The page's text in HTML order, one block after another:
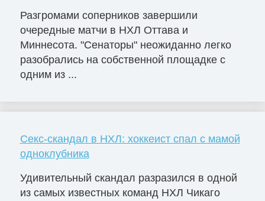
Разгромами соперников завершили
очередные матчи в НХЛ Оттава и
Миннесота. "Сенаторы" неожиданно легко
разобрались на собственной площадке с
одним из ...
Секс-скандал в НХЛ: хоккеист спал с мамой
одноклубника
Удивительный скандал разразился в одной
из самых известных команд НХЛ Чикаго